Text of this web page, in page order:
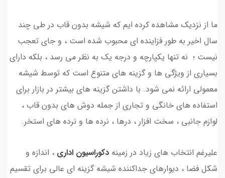
ما از نزدیک مشاهده کرده ایم که شیشه بدون قاب در طی چند
سال اخیر به طور فزاینده ای محبوب شده است ، و جای تعجب
نیست ؛ نه تنها یکپارچه و درجه یک به نظر می رسد ، بلکه دارای
بسیاری از ویژگی ها و گزینه های متنوع است که توسط شیشه
معمولی ارائه نمی شود. با داشتن گزینه های بیشتر در بازار برای
استفاده های خانگی و تجاری از جمله دوش های بدون قاب ،
لوازم جانبی ، سخت افزار ، درها ، نرده ها و نرده های استخر.
علیرغم انتخاب های زیاد در زمینه دکوراسیون اداری ، اندازه و
شکل فضا ، دیوارهای جداکننده شیشه گزینه ای عالی برای تقسیم